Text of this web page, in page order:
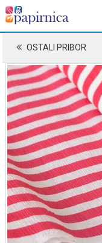
OSTALI PRIBOR